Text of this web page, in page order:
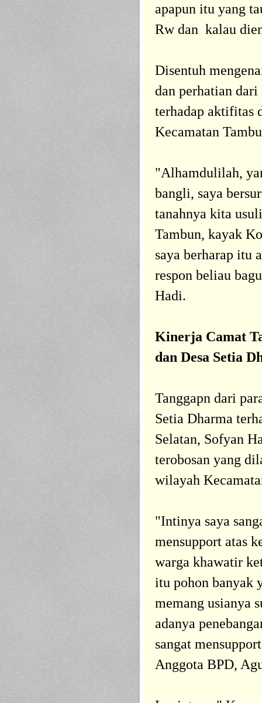
apapun itu yang
Rw dan kalau
Disentuh
dan perhatian
terhadap aktifitas
Kecamatan
"Alhamdulilah,
bangli, saya
tanahnya kita
Tambun, kayak
saya berharap itu
respon beliau
Hadi.
Kinerja Camat
dan Desa Setia
Tanggapn dari
Setia Dharma
Selatan, Sofyan
terobosan yang
wilayah
"Intinya saya
mensupport atas
warga khawatir
itu pohon banyak
memang usianya
adanya
sangat
Anggota BPD,